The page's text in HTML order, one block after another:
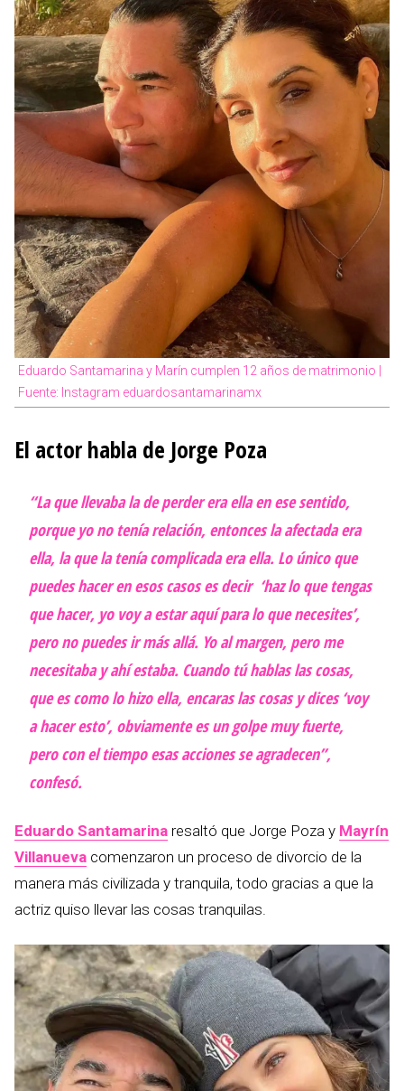
Eduardo Santamarina y Marín cumplen 12 años de matrimonio |
Fuente: Instagram eduardosantamarinamx
El actor habla de Jorge Poza
“La que llevaba la de perder era ella en ese sentido,
porque yo no tenía relación, entonces la afectada era
ella, la que la tenía complicada era ella. Lo único que
puedes hacer en esos casos es decir ‘haz lo que tengas
que hacer, yo voy a estar aquí para lo que necesites’,
pero no puedes ir más allá. Yo al margen, pero me
necesitaba y ahí estaba. Cuando tú hablas las cosas,
que es como lo hizo ella, encaras las cosas y dices ‘voy
a hacer esto’, obviamente es un golpe muy fuerte,
pero con el tiempo esas acciones se agradecen”,
confesó.
Eduardo Santamarina resaltó que Jorge Poza y Mayrín
Villanueva comenzaron un proceso de divorcio de la
manera más civilizada y tranquila, todo gracias a que la
actriz quiso llevar las cosas tranquilas.